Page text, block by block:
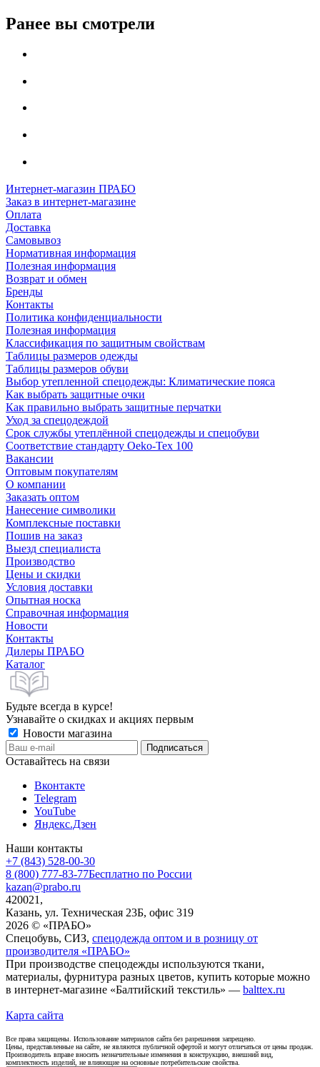
Ранее вы смотрели
Интернет-магазин ПРАБО
Заказ в интернет-магазине
Оплата
Доставка
Самовывоз
Нормативная информация
Полезная информация
Возврат и обмен
Бренды
Контакты
Политика конфиденциальности
Полезная информация
Классификация по защитным свойствам
Таблицы размеров одежды
Таблицы размеров обуви
Выбор утепленной спецодежды: Климатические пояса
Как выбрать защитные очки
Как правильно выбрать защитные перчатки
Уход за спецодеждой
Срок службы утеплённой спецодежды и спецобуви
Соответствие стандарту Oeko-Tex 100
Вакансии
Оптовым покупателям
О компании
Заказать оптом
Нанесение символики
Комплексные поставки
Пошив на заказ
Выезд специалиста
Производство
Цены и скидки
Условия доставки
Опытная носка
Справочная информация
Новости
Контакты
Дилеры ПРАБО
Каталог
Будьте всегда в курсе!
Узнавайте о скидках и акциях первым
Новости магазина
Оставайтесь на связи
Вконтакте
Telegram
YouTube
Яндекс.Дзен
Наши контакты
+7 (843) 528-00-30
8 (800) 777-83-77Бесплатно по России
kazan@prabo.ru
420021,
Казань, ул. Техническая 23Б, офис 319
2026 © «ПРАБО»
Спецобувь, СИЗ, спецодежда оптом и в розницу от
производителя «ПРАБО»
При производстве спецодежды используются ткани,
материалы, фурнитура разных цветов, купить которые можно
в интернет-магазине «Балтийский текстиль» — balttex.ru
Карта сайта
Все права защищены. Использование материалов сайта без разрешения запрещено.
Цены, представленные на сайте, не являются публичной офертой и могут отличаться от цены продаж.
Производитель вправе вносить незначительные изменения в конструкцию, внешний вид,
комплектность изделий, не влияющие на основные потребительские свойства.